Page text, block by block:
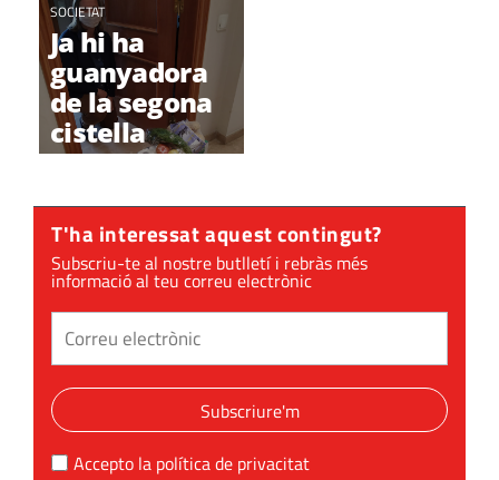
SOCIETAT
Ja hi ha
guanyadora
de la segona
cistella
#totsacasa!
T'ha interessat aquest contingut?
Subscriu-te al nostre butlletí i rebràs més
informació al teu correu electrònic
Subscriure'm
Accepto la política de privacitat